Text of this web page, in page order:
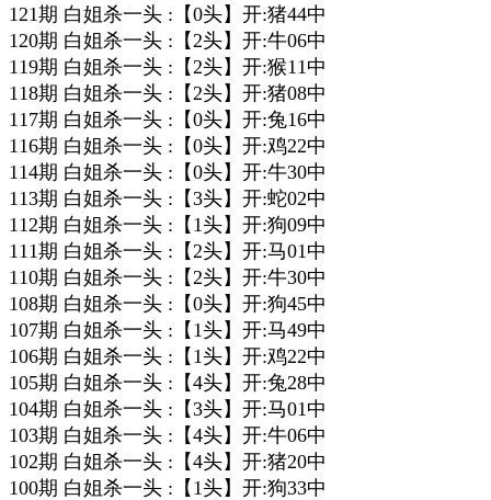
121期 白姐杀一头 :【0头】开:猪44中
120期 白姐杀一头 :【2头】开:牛06中
119期 白姐杀一头 :【2头】开:猴11中
118期 白姐杀一头 :【2头】开:猪08中
117期 白姐杀一头 :【0头】开:兔16中
116期 白姐杀一头 :【0头】开:鸡22中
114期 白姐杀一头 :【0头】开:牛30中
113期 白姐杀一头 :【3头】开:蛇02中
112期 白姐杀一头 :【1头】开:狗09中
111期 白姐杀一头 :【2头】开:马01中
110期 白姐杀一头 :【2头】开:牛30中
108期 白姐杀一头 :【0头】开:狗45中
107期 白姐杀一头 :【1头】开:马49中
106期 白姐杀一头 :【1头】开:鸡22中
105期 白姐杀一头 :【4头】开:兔28中
104期 白姐杀一头 :【3头】开:马01中
103期 白姐杀一头 :【4头】开:牛06中
102期 白姐杀一头 :【4头】开:猪20中
100期 白姐杀一头 :【1头】开:狗33中